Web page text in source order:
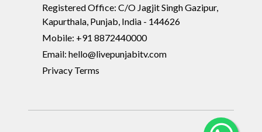
Registered Office: C/O Jagjit Singh Gazipur,
Kapurthala, Punjab, India - 144626
Mobile: +91 8872440000
Email: hello@livepunjabitv.com
Privacy Terms